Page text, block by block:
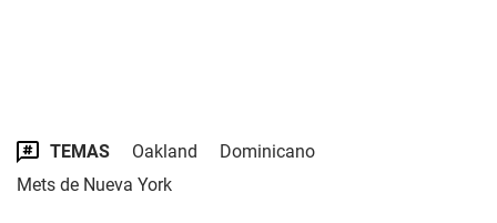
TEMAS Oakland
Dominicano
Mets de Nueva York